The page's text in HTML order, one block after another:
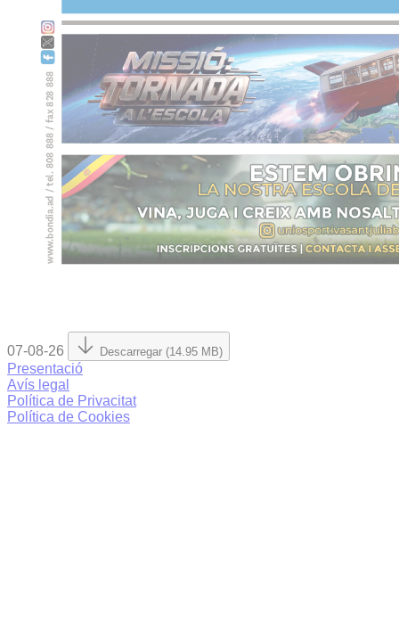
07-08-26 Descarregar (14.95 MB)
Presentació
Avís legal
Política de Privacitat
Política de Cookies